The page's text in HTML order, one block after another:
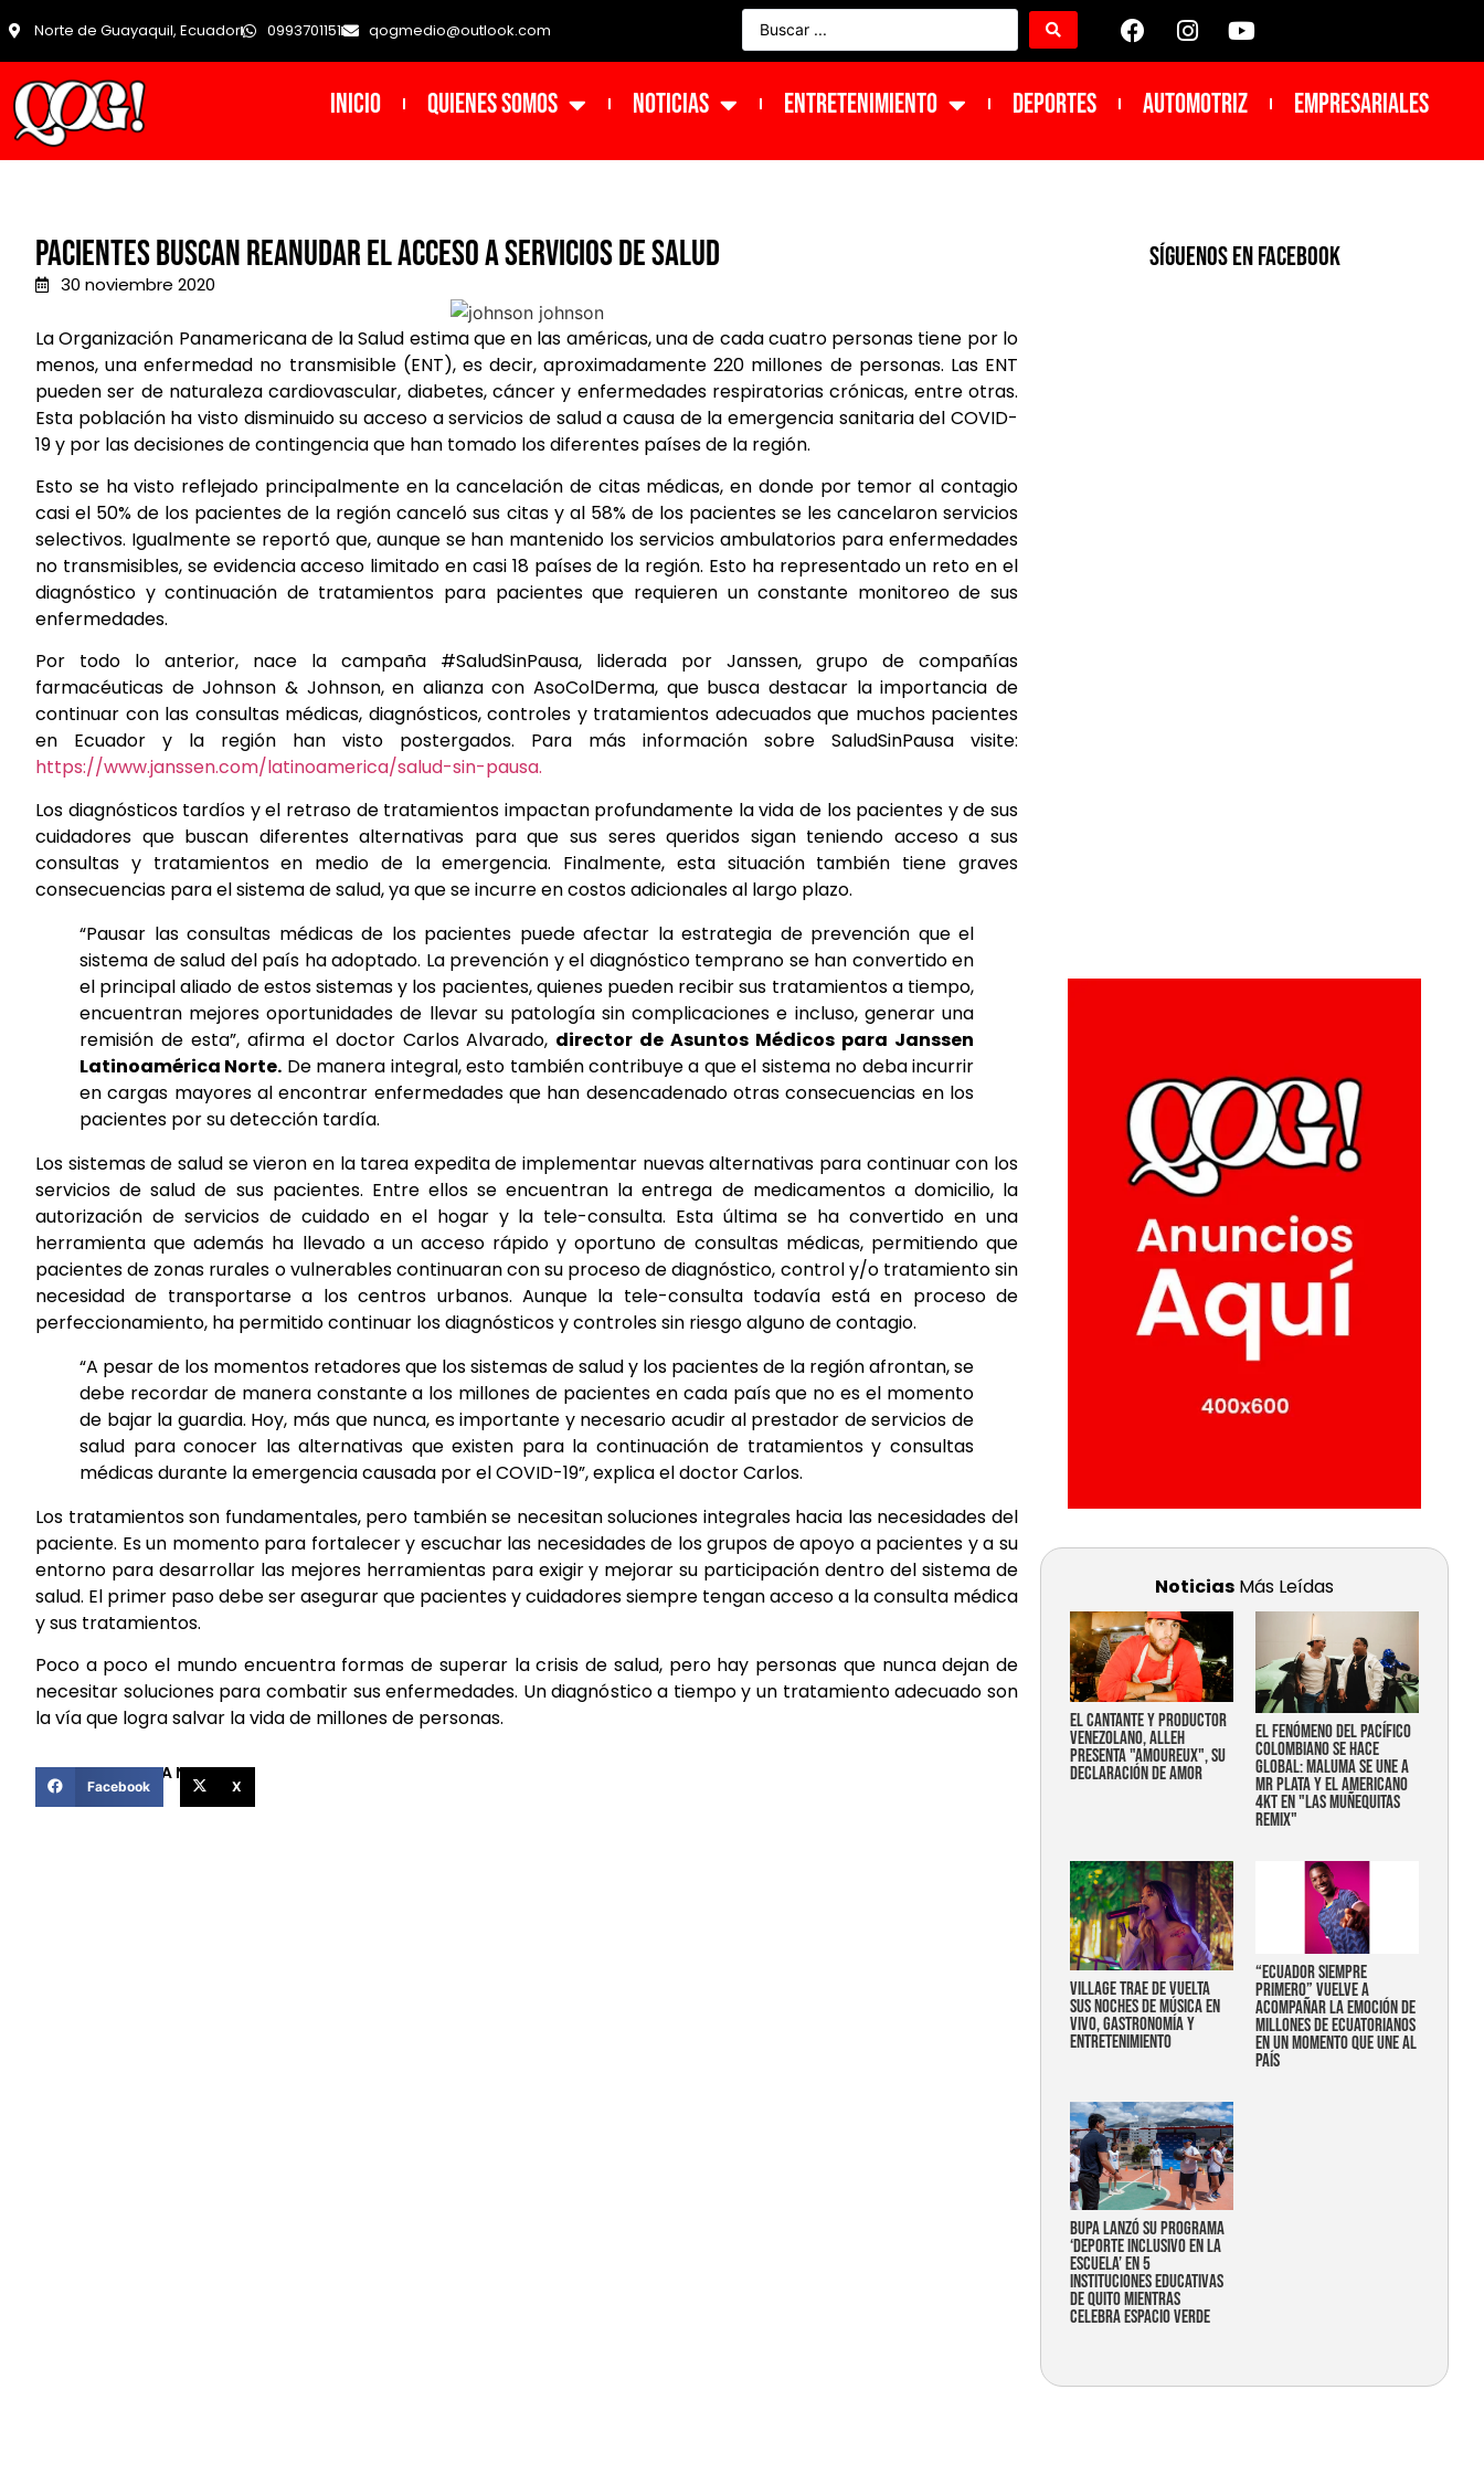
Norte de Guayaquil, Ecuador 0993701151 qogmedio@outlook.com
INICIO Quienes Somos NOTICIAS ENTRETENIMIENTO DEPORTES Automotriz Empresariales
Pacientes buscan reanudar el acceso a servicios de salud
30 noviembre 2020
La Organización Panamericana de la Salud estima que en las américas, una de cada cuatro personas tiene por lo
menos, una enfermedad no transmisible (ENT), es decir, aproximadamente 220 millones de personas. Las ENT
pueden ser de naturaleza cardiovascular, diabetes, cáncer y enfermedades respiratorias crónicas, entre otras.
Esta población ha visto disminuido su acceso a servicios de salud a causa de la emergencia sanitaria del COVID-
19 y por las decisiones de contingencia que han tomado los diferentes países de la región.
Esto se ha visto reflejado principalmente en la cancelación de citas médicas, en donde por temor al contagio
casi el 50% de los pacientes de la región canceló sus citas y al 58% de los pacientes se les cancelaron servicios
selectivos. Igualmente se reportó que, aunque se han mantenido los servicios ambulatorios para enfermedades
no transmisibles, se evidencia acceso limitado en casi 18 países de la región. Esto ha representado un reto en el
diagnóstico y continuación de tratamientos para pacientes que requieren un constante monitoreo de sus
enfermedades.
Por todo lo anterior, nace la campaña #SaludSinPausa, liderada por Janssen, grupo de compañías
farmacéuticas de Johnson & Johnson, en alianza con AsoColDerma, que busca destacar la importancia de
continuar con las consultas médicas, diagnósticos, controles y tratamientos adecuados que muchos pacientes
en Ecuador y la región han visto postergados. Para más información sobre SaludSinPausa visite:
https://www.janssen.com/latinoamerica/salud-sin-pausa.
Los diagnósticos tardíos y el retraso de tratamientos impactan profundamente la vida de los pacientes y de sus
cuidadores que buscan diferentes alternativas para que sus seres queridos sigan teniendo acceso a sus
consultas y tratamientos en medio de la emergencia. Finalmente, esta situación también tiene graves
consecuencias para el sistema de salud, ya que se incurre en costos adicionales al largo plazo.
“Pausar las consultas médicas de los pacientes puede afectar la estrategia de prevención que el
sistema de salud del país ha adoptado. La prevención y el diagnóstico temprano se han convertido en
el principal aliado de estos sistemas y los pacientes, quienes pueden recibir sus tratamientos a tiempo,
encuentran mejores oportunidades de llevar su patología sin complicaciones e incluso, generar una
remisión de esta”, afirma el doctor Carlos Alvarado, director de Asuntos Médicos para Janssen
Latinoamérica Norte. De manera integral, esto también contribuye a que el sistema no deba incurrir
en cargas mayores al encontrar enfermedades que han desencadenado otras consecuencias en los
pacientes por su detección tardía.
Los sistemas de salud se vieron en la tarea expedita de implementar nuevas alternativas para continuar con los
servicios de salud de sus pacientes. Entre ellos se encuentran la entrega de medicamentos a domicilio, la
autorización de servicios de cuidado en el hogar y la tele-consulta. Esta última se ha convertido en una
herramienta que además ha llevado a un acceso rápido y oportuno de consultas médicas, permitiendo que
pacientes de zonas rurales o vulnerables continuaran con su proceso de diagnóstico, control y/o tratamiento sin
necesidad de transportarse a los centros urbanos. Aunque la tele-consulta todavía está en proceso de
perfeccionamiento, ha permitido continuar los diagnósticos y controles sin riesgo alguno de contagio.
“A pesar de los momentos retadores que los sistemas de salud y los pacientes de la región afrontan, se
debe recordar de manera constante a los millones de pacientes en cada país que no es el momento
de bajar la guardia. Hoy, más que nunca, es importante y necesario acudir al prestador de servicios de
salud para conocer las alternativas que existen para la continuación de tratamientos y consultas
médicas durante la emergencia causada por el COVID-19”, explica el doctor Carlos.
Los tratamientos son fundamentales, pero también se necesitan soluciones integrales hacia las necesidades del
paciente. Es un momento para fortalecer y escuchar las necesidades de los grupos de apoyo a pacientes y a su
entorno para desarrollar las mejores herramientas para exigir y mejorar su participación dentro del sistema de
salud. El primer paso debe ser asegurar que pacientes y cuidadores siempre tengan acceso a la consulta médica
y sus tratamientos.
Poco a poco el mundo encuentra formas de superar la crisis de salud, pero hay personas que nunca dejan de
necesitar soluciones para combatir sus enfermedades. Un diagnóstico a tiempo y un tratamiento adecuado son
la vía que logra salvar la vida de millones de personas.
COMPARTIR ESTA NOTICIA
Facebook X
SíGUENOS EN FACEBOOK
Noticias Más Leídas
EL CANTANTE Y PRODUCTOR
VENEZOLANO, ALLEH
PRESENTA "AMOUREUX", SU
DECLARACIÓN DE AMOR
EL FENÓMENO DEL PACÍFICO
COLOMBIANO SE HACE
GLOBAL: MALUMA SE UNE A
MR PLATA Y EL AMERICANO
4KT EN "LAS MUÑEQUITAS
REMIX"
Village trae de vuelta
sus noches de música en
vivo, gastronomía y
entretenimiento
“Ecuador siempre
primero” vuelve a
acompañar la emoción de
millones de ecuatorianos
en un momento que une al
país
Bupa lanzó su programa
‘Deporte Inclusivo en la
Escuela’ en 5
instituciones educativas
de Quito mientras
celebra espacio verde